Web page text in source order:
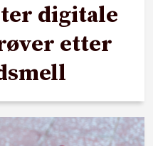
digitale
etter